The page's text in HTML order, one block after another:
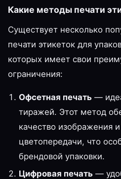
Какие методы печати
Существует несколько
печати этикеток для
которых имеет свои
ограничения:
Офсетная печать—
тиражей. Этот метод
качество изображения
цветопередачи, что
брендовой упаковки.
Цифровая печать—